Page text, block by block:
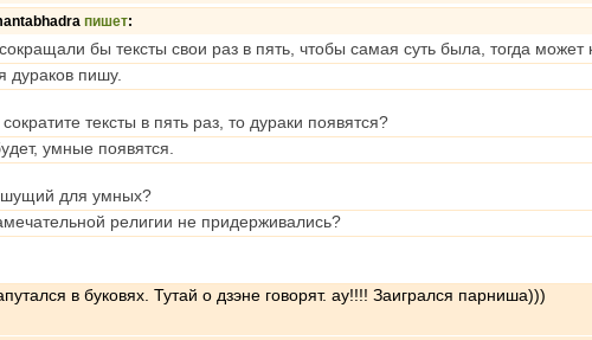
пишет:
бы тексты свои раз в пять, чтобы самая суть была, тогда может
дураков пишу.
тексты в пять раз, то дураки появятся?
умные появятся.
для умных?
религии не придерживались?
в буковях. Тутай о дзэне говорят. ау!!!! Заигрался парниша)))